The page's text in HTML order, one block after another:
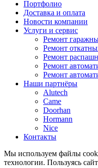
Портфолио
Доставка и оплата
Новости компании
Услуги и сервис
Ремонт
Ремонт
Ремонт
Ремонт
Ремонт
Наши партнёры
Alutech
Came
Doorhan
Hormann
Nice
Контакты
Мы используем файлы
технологии. Пользуясь